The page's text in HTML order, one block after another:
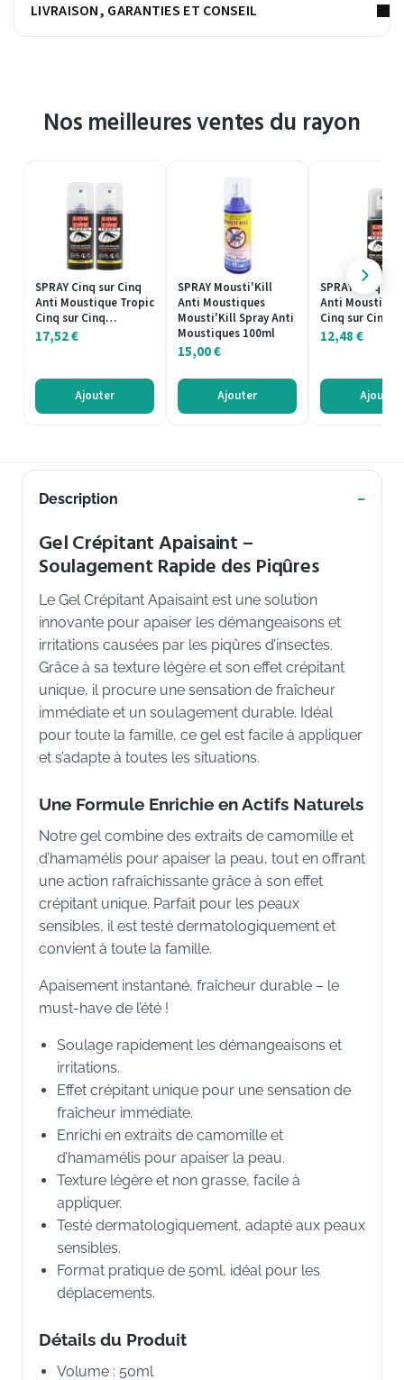
LIVRAISON, GARANTIES ET CONSEIL
Nos meilleures ventes du rayon
SPRAY Cinq sur Cinq
Anti Moustique Tropic
Cinq sur Cinq…
17,52€
Ajouter
SPRAY Mousti'Kill
Anti Moustiques
Mousti'Kill Spray Anti
Moustiques 100ml
15,00€
Ajouter
SPRAY Cinq sur
Anti
Cinq sur Cinq…
12,48€
Ajouter
Description
Gel Crépitant Apaisaint –
Soulagement Rapide des Piqûres
Le Gel Crépitant Apaisaint est une solution
innovante pour apaiser les démangeaisons et
irritations causées par les piqûres d’insectes.
Grâce à sa texture légère et son effet crépitant
unique, il procure une sensation de fraîcheur
immédiate et un soulagement durable. Idéal
pour toute la famille, ce gel est facile à appliquer
et s’adapte à toutes les situations.
Une Formule Enrichie en Actifs Naturels
Notre gel combine des extraits de camomille et
d’hamamélis pour apaiser la peau, tout en offrant
une action rafraîchissante grâce à son effet
crépitant unique. Parfait pour les peaux
sensibles, il est testé dermatologiquement et
convient à toute la famille.
Apaisement instantané, fraîcheur durable – le
must-have de l’été !
Soulage rapidement les démangeaisons et
irritations.
Effet crépitant unique pour une sensation de
fraîcheur immédiate.
Enrichi en extraits de camomille et
d’hamamélis pour apaiser la peau.
Texture légère et non grasse, facile à
appliquer.
Testé dermatologiquement, adapté aux peaux
sensibles.
Format pratique de 50ml, idéal pour les
déplacements.
Détails du Produit
Volume : 50ml